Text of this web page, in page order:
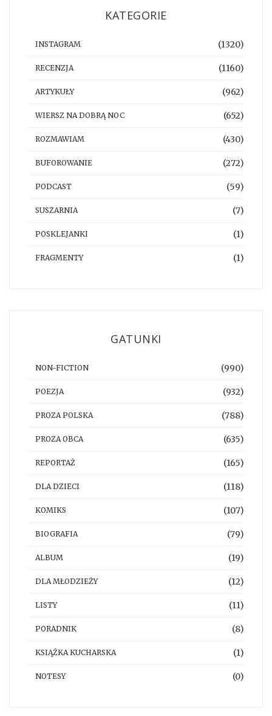
KATEGORIE
INSTAGRAM (1320)
RECENZJA (1160)
ARTYKUŁY (962)
WIERSZ NA DOBRĄ NOC (652)
ROZMAWIAM (430)
BUFOROWANIE (272)
PODCAST (59)
SUSZARNIA (7)
POSKLEJANKI (1)
FRAGMENTY (1)
GATUNKI
NON-FICTION (990)
POEZJA (932)
PROZA POLSKA (788)
PROZA OBCA (635)
REPORTAŻ (165)
DLA DZIECI (118)
KOMIKS (107)
BIOGRAFIA (79)
ALBUM (19)
DLA MŁODZIEŻY (12)
LISTY (11)
PORADNIK (8)
KSIĄŻKA KUCHARSKA (1)
NOTESY (0)